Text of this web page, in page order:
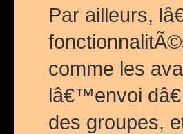
Par ailleurs,
comme les
lâ€™envoi
des groupes,